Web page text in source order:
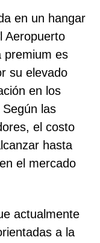
en un hangar
Aeropuerto
premium es
su elevado
en los
las
el costo
hasta
el mercado
actualmente
a la